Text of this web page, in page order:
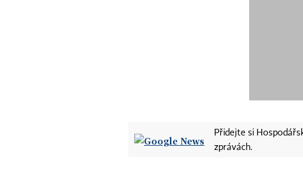
Přidejte si
zprávách.